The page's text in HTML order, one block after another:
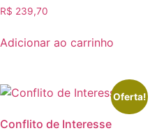
R$ 239,70
Adicionar ao carrinho
Oferta!
Conflito de Interesse